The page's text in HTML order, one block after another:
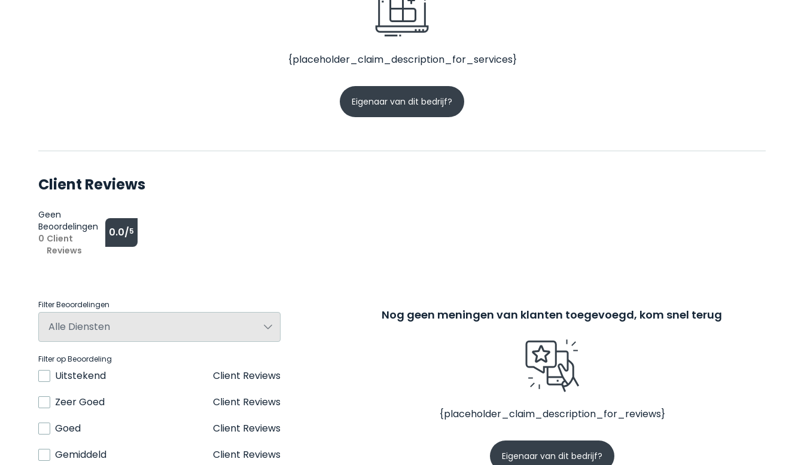
{placeholder_claim_description_for_services}
Eigenaar van dit bedrijf?
Client Reviews
Geen
Beoordelingen
0 Client
Reviews
0.0/5
Filter Beoordelingen
Filter op Beoordeling
Uitstekend
Client Reviews
Zeer Goed
Client Reviews
Goed
Client Reviews
Gemiddeld
Client Reviews
Nog geen meningen van klanten toegevoegd, kom snel terug
{placeholder_claim_description_for_reviews}
Eigenaar van dit bedrijf?